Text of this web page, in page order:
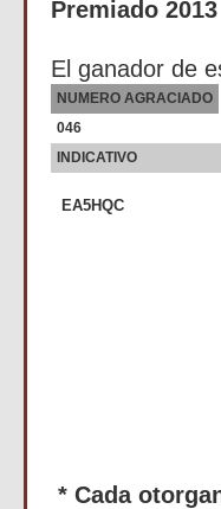
Premiado 2013
El ganador de
NUMERO AGRACIADO
046
INDICATIVO
EA5HQC
* Cada